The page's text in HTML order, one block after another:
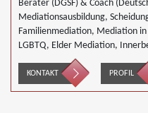
Berater (DGSF) & Coach
(Hochschule Bremen)
Mediationsausbildung,
Familienmediation, Mediation
LGBTQ, Elder Mediation,
Generationskonflikten,
Mediation bei Team- und
Unternehmensnachfolgen,
KONTAKT PROFIL